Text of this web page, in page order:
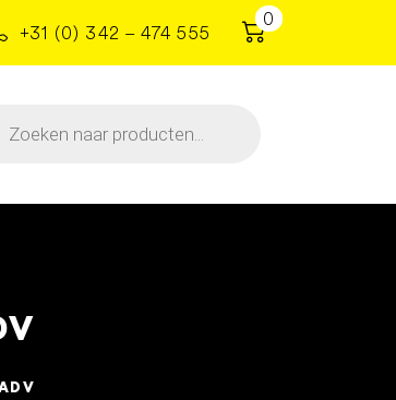
+31 (0) 342 – 474 555
0